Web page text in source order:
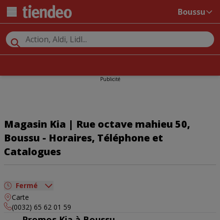
Boussu
Publicité
Magasin Kia | Rue octave mahieu 50,
Boussu - Horaires, Téléphone et
Catalogues
Fermé
dimanche
lundi
Carte
(0032) 65 62 01 59